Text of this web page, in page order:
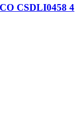
CSDLI0458 4